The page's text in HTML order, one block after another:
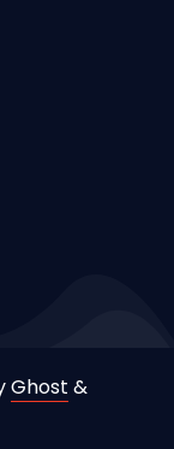
Ghost &